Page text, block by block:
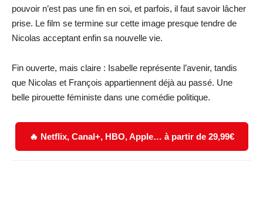
pouvoir n’est pas une fin en soi, et parfois, il faut savoir lâcher
prise. Le film se termine sur cette image presque tendre de
Nicolas acceptant enfin sa nouvelle vie.
Fin ouverte, mais claire : Isabelle représente l’avenir, tandis
que Nicolas et François appartiennent déjà au passé. Une
belle pirouette féministe dans une comédie politique.
🔥 Netflix, Canal+, HBO, Apple… à partir de 29,99€